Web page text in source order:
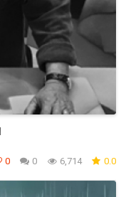
0 0 6,714 0.0